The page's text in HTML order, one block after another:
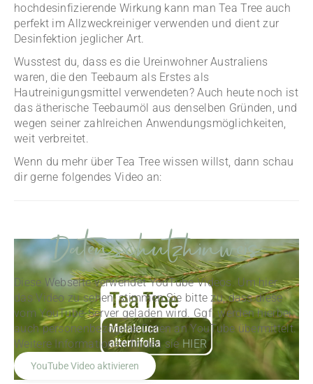
hochdesinfizierende Wirkung kann man Tea Tree auch
perfekt im Allzweckreiniger verwenden und dient zur
Desinfektion jeglicher Art.
Wusstest du, dass es die Ureinwohner Australiens
waren, die den Teebaum als Erstes als
Hautreinigungsmittel verwendeten? Auch heute noch ist
das ätherische Teebaumöl aus denselben Gründen, und
wegen seiner zahlreichen Anwendungsmöglichkeiten,
weit verbreitet.
Wenn du mehr über Tea Tree wissen willst, dann schau
dir gerne folgendes Video an:
Datenschutzhinweis
Diese Webseite verwendet YouTube Videos. Um hier
das Video zu sehen, stimmen Sie bitte zu, dass diese
vom YouTube-Server geladen wird. Ggf. werden hierbei
auch personenbezogene Daten an YouTube übermittelt.
Weitere Informationen finden sie HIER